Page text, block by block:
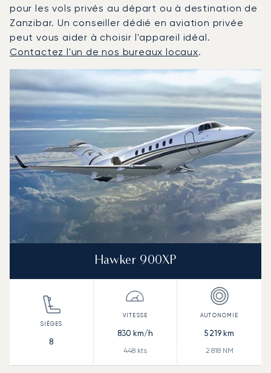
pour les vols privés au départ ou à destination de
Zanzibar. Un conseiller dédié en aviation privée
peut vous aider à choisir l'appareil idéal.
Contactez l'un de nos bureaux locaux.
Modèle d'aéronef
Sièges
Vitesse (km/h)
Vitesse (nœuds) Autonomie (km)
Autonomie (NM)
Hawker 900XP
8
830 km/h
448kts
5 219 km
2 818NM